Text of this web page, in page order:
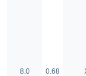
8.0 0.68